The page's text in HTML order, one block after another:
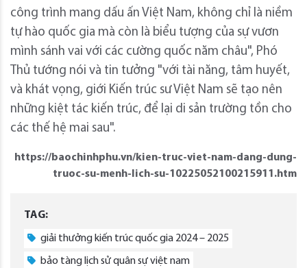
công trình mang dấu ấn Việt Nam, không chỉ là niềm
tự hào quốc gia mà còn là biểu tượng của sự vươn
mình sánh vai với các cường quốc năm châu", Phó
Thủ tướng nói và tin tưởng "với tài năng, tâm huyết,
và khát vọng, giới Kiến trúc sư Việt Nam sẽ tạo nên
những kiệt tác kiến trúc, để lại di sản trường tồn cho
các thế hệ mai sau".
https://baochinhphu.vn/kien-truc-viet-nam-dang-dung-
truoc-su-menh-lich-su-10225052100215911.htm
TAG:
giải thưởng kiến trúc quốc gia 2024 – 2025
bảo tàng lịch sử quân sự việt nam